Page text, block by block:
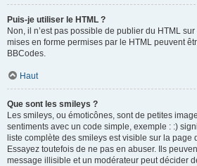
Puis-je utiliser le HTML ?
Non, il n’est pas possible de publier du HTML
mises en forme permises par le HTML peuvent
BBCodes.
Haut
Que sont les smileys ?
Les smileys, ou émoticônes, sont de petites
sentiments avec un code simple, exemple : :)
liste complète des smileys est visible sur la page
Essayez toutefois de ne pas en abuser. Ils
message illisible et un modérateur peut décider